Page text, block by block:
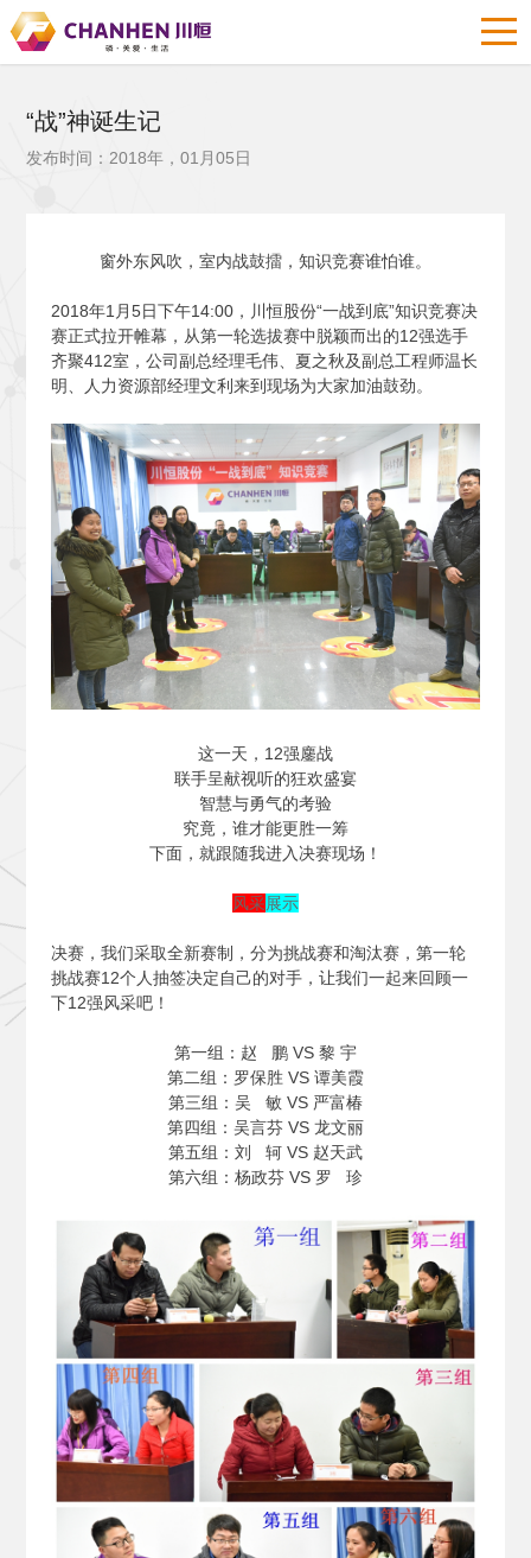
“战”神诞生记
发布时间：2018年，01月05日
窗外东风吹，室内战鼓擂，知识竞赛谁怕谁。
2018年1月5日下午14:00，川恒股份“一战到底”知识竞赛决
赛正式拉开帷幕，从第一轮选拔赛中脱颖而出的12强选手
齐聚412室，公司副总经理毛伟、夏之秋及副总工程师温长
明、人力资源部经理文利来到现场为大家加油鼓劲。
这一天，12强鏖战
联手呈献视听的狂欢盛宴
智慧与勇气的考验
究竟，谁才能更胜一筹
下面，就跟随我进入决赛现场！
风采展示
决赛，我们采取全新赛制，分为挑战赛和淘汰赛，第一轮
挑战赛12个人抽签决定自己的对手，让我们一起来回顾一
下12强风采吧！
第一组：赵 鹏 VS 黎 宇
第二组：罗保胜 VS 谭美霞
第三组：吴 敏 VS 严富椿
第四组：吴言芬 VS 龙文丽
第五组：刘 轲 VS 赵天武
第六组：杨政芬 VS 罗 珍